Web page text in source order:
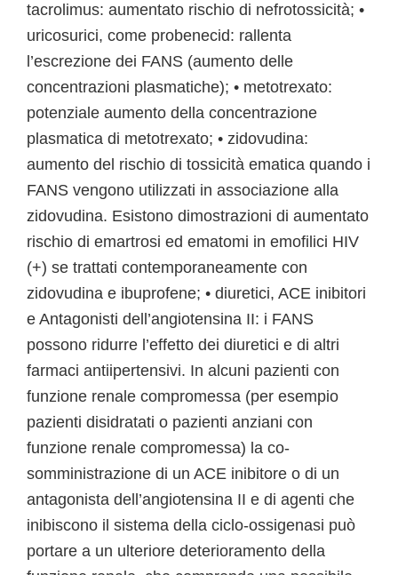
tacrolimus: aumentato rischio di nefrotossicità; •
uricosurici, come probenecid: rallenta
l’escrezione dei FANS (aumento delle
concentrazioni plasmatiche); • metotrexato:
potenziale aumento della concentrazione
plasmatica di metotrexato; • zidovudina:
aumento del rischio di tossicità ematica quando i
FANS vengono utilizzati in associazione alla
zidovudina. Esistono dimostrazioni di aumentato
rischio di emartrosi ed ematomi in emofilici HIV
(+) se trattati contemporaneamente con
zidovudina e ibuprofene; • diuretici, ACE inibitori
e Antagonisti dell’angiotensina II: i FANS
possono ridurre l’effetto dei diuretici e di altri
farmaci antiipertensivi. In alcuni pazienti con
funzione renale compromessa (per esempio
pazienti disidratati o pazienti anziani con
funzione renale compromessa) la co-
somministrazione di un ACE inibitore o di un
antagonista dell’angiotensina II e di agenti che
inibiscono il sistema della ciclo-ossigenasi può
portare a un ulteriore deterioramento della